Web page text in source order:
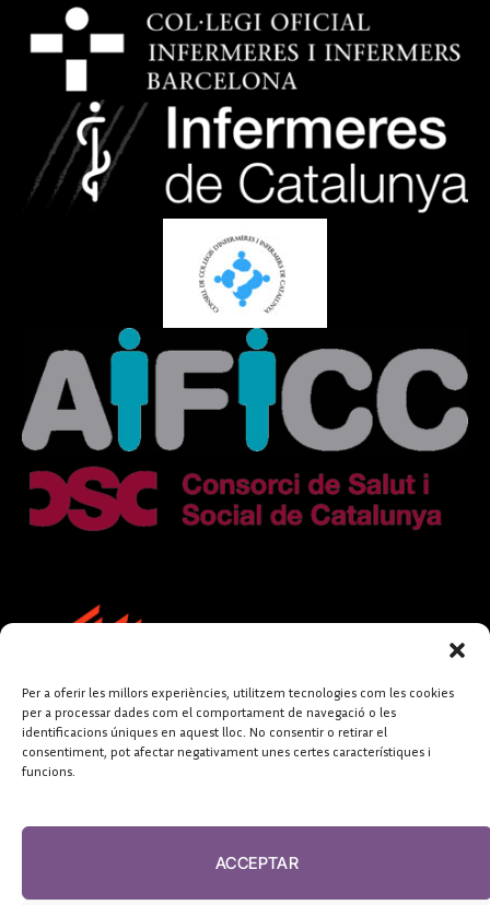
Per a oferir les millors experiències, utilitzem tecnologies com les cookies
per a processar dades com el comportament de navegació o les
identificacions úniques en aquest lloc. No consentir o retirar el
consentiment, pot afectar negativament unes certes característiques i
funcions.
ACCEPTAR
FUNDACIÓ